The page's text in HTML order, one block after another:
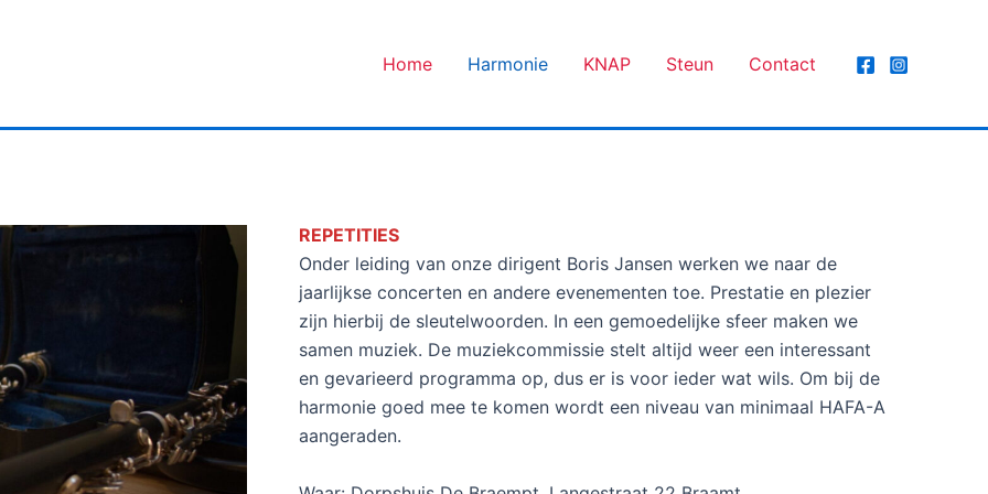
Home Harmonie KNAP Steun Contact
REPETITIES
Onder leiding van onze dirigent Boris Jansen werken we naar de
jaarlijkse concerten en andere evenementen toe. Prestatie en plezier
zijn hierbij de sleutelwoorden. In een gemoedelijke sfeer maken we
samen muziek. De muziekcommissie stelt altijd weer een interessant
en gevarieerd programma op, dus er is voor ieder wat wils. Om bij de
harmonie goed mee te komen wordt een niveau van minimaal HAFA-A
aangeraden.